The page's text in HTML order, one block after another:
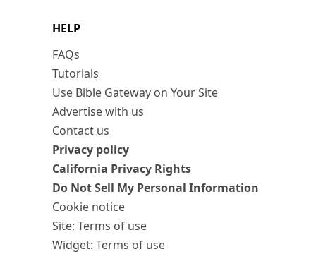
HELP
FAQs
Tutorials
Use Bible Gateway on Your Site
Advertise with us
Contact us
Privacy policy
California Privacy Rights
Do Not Sell My Personal Information
Cookie notice
Site: Terms of use
Widget: Terms of use